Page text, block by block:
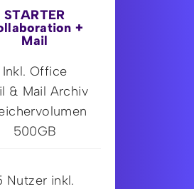
STARTER
+
Mail
Inkl. Office
& Mail Archiv
500GB
Nutzer inkl.